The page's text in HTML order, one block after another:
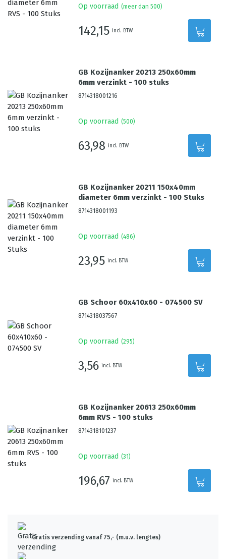
Op voorraad (meer dan 500)
142,15 incl. BTW
GB Kozijnanker 20213 250x60mm
6mm verzinkt - 100 stuks
8714318001216
Op voorraad (500)
63,98 incl. BTW
GB Kozijnanker 20211 150x40mm
diameter 6mm verzinkt - 100 Stuks
8714318001193
Op voorraad (486)
23,95 incl. BTW
GB Schoor 60x410x60 - 074500 SV
8714318037567
Op voorraad (295)
3,56 incl. BTW
GB Kozijnanker 20613 250x60mm
6mm RVS - 100 stuks
8714318101237
Op voorraad (31 )
196,67 incl. BTW
Gratis verzending vanaf 75,- (m.u.v. lengtes)